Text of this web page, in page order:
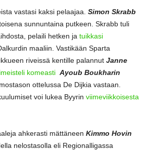
vastasi kaksi pelaajaa. Simon Skrabb
sunnuntaina putkeen. Skrabb tuli
pelaili hetken ja tuikkasi
maaliin. Vastikään Sparta
riveissä kentille palannut Janne
komeasti Ayoub Boukharin
ottelussa De Dijkia vastaan.
voi lukea Byyrin viimeviikkoisesta
ahkerasti mättäneen Kimmo Hovin
nelostasolla eli Regionalligassa